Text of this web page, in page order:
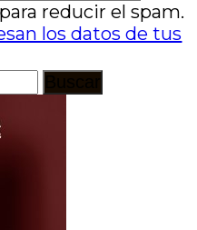
reducir el spam.
los datos de tus